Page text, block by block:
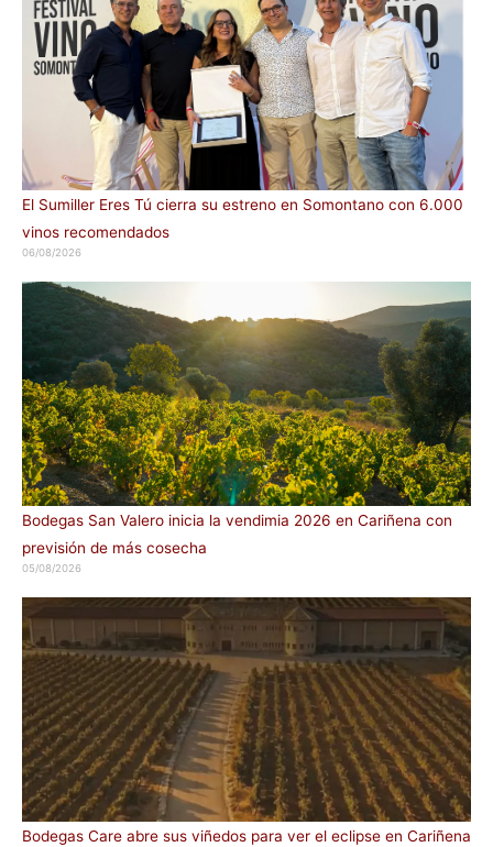
El Sumiller Eres Tú cierra su estreno en Somontano con 6.000
vinos recomendados
06/08/2026
Bodegas San Valero inicia la vendimia 2026 en Cariñena con
previsión de más cosecha
05/08/2026
Bodegas Care abre sus viñedos para ver el eclipse en Cariñena